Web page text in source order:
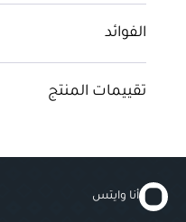
الفوائد
تقييمات المنتج
أنا وايتس